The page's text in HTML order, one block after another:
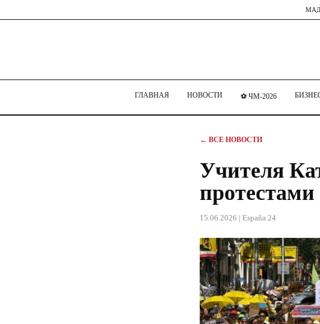
ГЛАВНАЯ НОВОСТИ ⚽ ЧМ-2026
← ВСЕ НОВОСТИ
Учителя
протестами
15.06.2026 | España 24